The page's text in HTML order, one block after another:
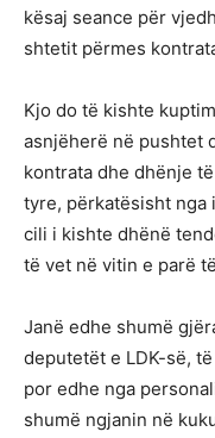
kësaj seance për
shtetit përmes
Kjo do të kishte
asnjëherë në pushtet
kontrata dhe dhënje
tyre, përkatësisht nga
cili i kishte dhënë
të vet në vitin e parë
Janë edhe shumë
deputetët e LDK-së,
por edhe nga
shumë ngjanin në